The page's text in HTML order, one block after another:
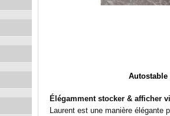
Élégamment stocker & afficher
Laurent est une manière